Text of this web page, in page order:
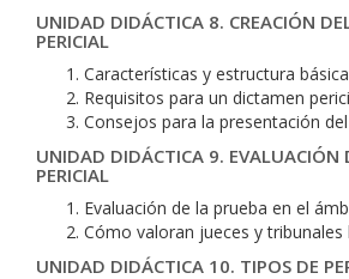
UNIDAD DIDÁCTICA 8. CREACIÓN
PERICIAL
Características y estructura
Requisitos para un dictamen
Consejos para la presentación
UNIDAD DIDÁCTICA 9. EVALUACIÓN
PERICIAL
Evaluación de la prueba en el
Cómo valoran jueces y tribunales
UNIDAD DIDÁCTICA 10. TIPOS DE